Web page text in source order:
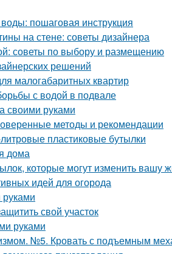
пошаговая инструкция
на стене: советы дизайнера
советы по выбору и размещению
решений
малогабаритных квартир
с водой в подвале
своими руками
методы и рекомендации
пластиковые бутылки
дома
которые могут изменить вашу
идей для огорода
руками
свой участок
руками
№5. Кровать с подъемным